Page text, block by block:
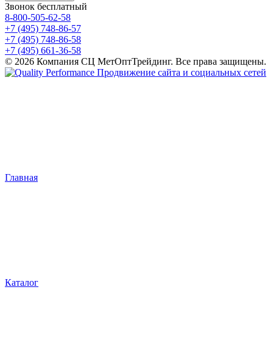
Звонок бесплатный
8-800-505-62-58
+7 (495) 748-86-57
+7 (495) 748-86-58
+7 (495) 661-36-58
© 2026 Компания СЦ МетОптТрейдинг. Все права защищены.
Продвижение сайта и социальных сетей
Главная
Каталог